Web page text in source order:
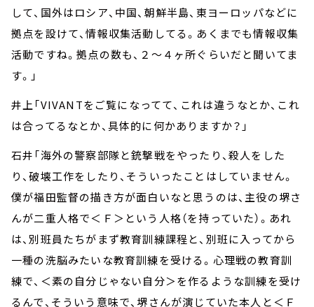
して、国外はロシア、中国、朝鮮半島、東ヨーロッパなどに
拠点を設けて、情報収集活動してる。あくまでも情報収集
活動ですね。拠点の数も、２～４ヶ所ぐらいだと聞いてま
す。」
井上「VIVANTをご覧になってて、これは違うなとか、これ
は合ってるなとか、具体的に何かありますか？」
石井「海外の警察部隊と銃撃戦をやったり、殺人をした
り、破壊工作をしたり、そういったことはしていません。
僕が福田監督の描き方が面白いなと思うのは、主役の堺さ
んが二重人格で＜Ｆ＞という人格（を持っていた）。あれ
は、別班員たちがまず教育訓練課程と、別班に入ってから
一種の洗脳みたいな教育訓練を受ける。心理戦の教育訓
練で、＜素の自分じゃない自分＞を作るような訓練を受け
るんで、そういう意味で、堺さんが演じていた本人と＜Ｆ